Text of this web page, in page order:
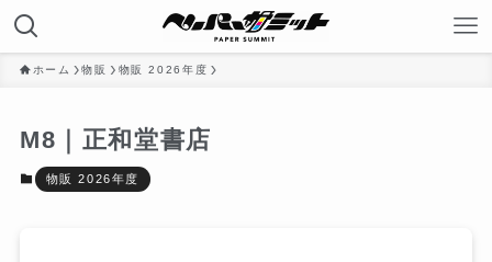
ホーム 物販 物販 2026年度
M8｜正和堂書店
物販 2026年度